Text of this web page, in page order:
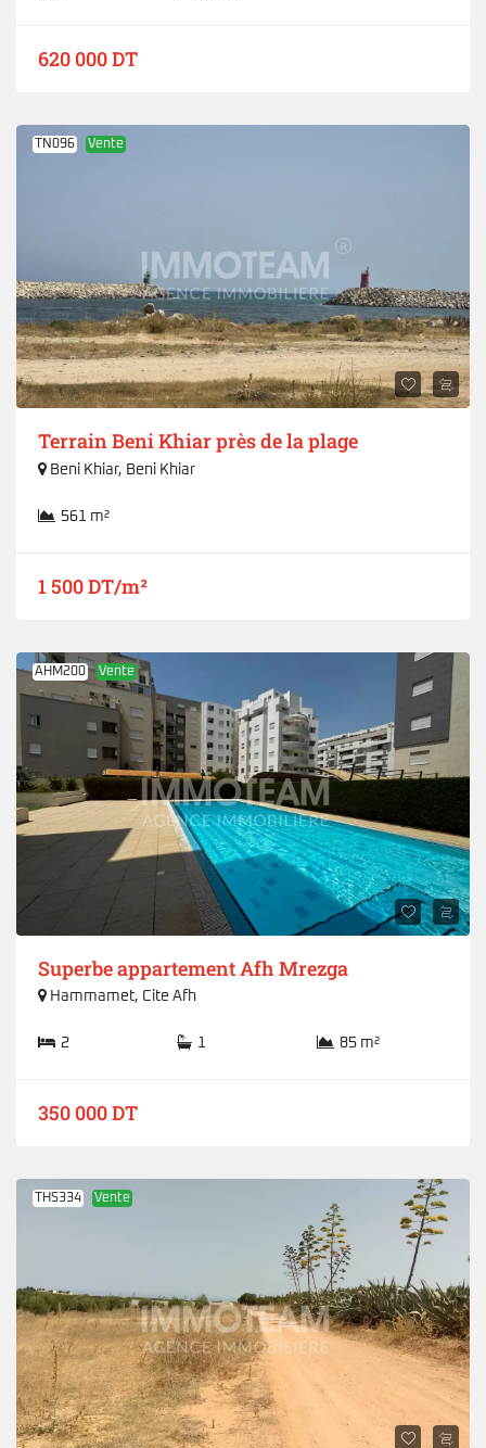
620 000 DT
TN096 Vente
Terrain Beni Khiar près de la plage
Beni Khiar, Beni Khiar
561 m²
1 500 DT/m²
AHM200 Vente
Superbe appartement Afh Mrezga
Hammamet, Cite Afh
2 1 85 m²
350 000 DT
THS334 Vente